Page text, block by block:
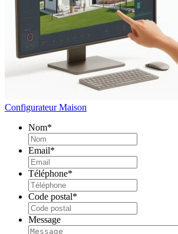
Configurateur Maison
Nom*
Email*
Téléphone*
Code postal*
Message